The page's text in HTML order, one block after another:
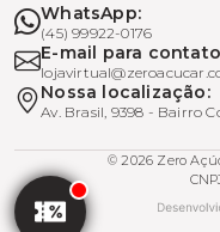
WhatsApp:
(45) 99922-0176
E-mail para
Nossa localização:
Av. Brasil, 9398 - Bairro
© 2026 Zero